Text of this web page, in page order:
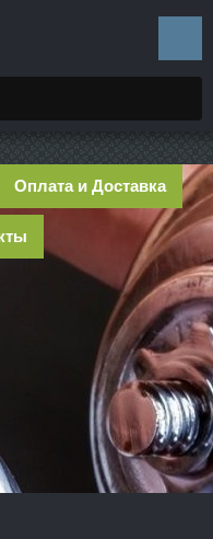
Оплата и Доставка